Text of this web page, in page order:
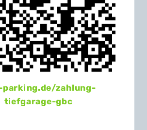
zahlung-
tiefgarage-gbc